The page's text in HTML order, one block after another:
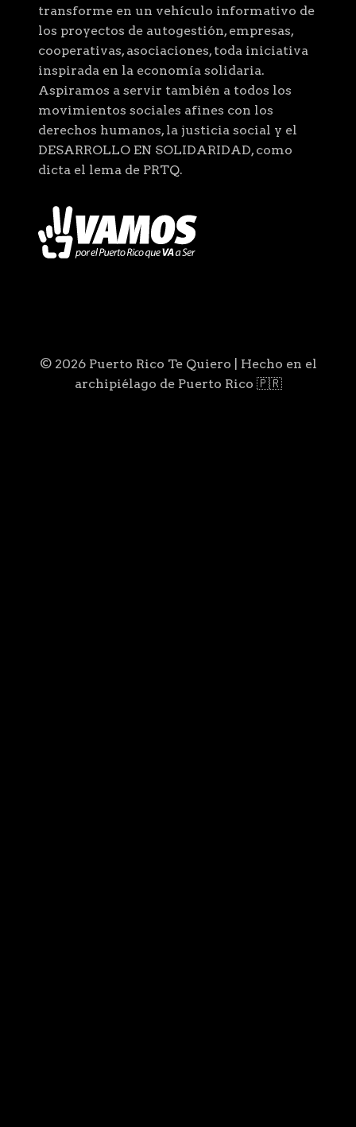
transforme en un vehículo informativo de
los proyectos de autogestión, empresas,
cooperativas, asociaciones, toda iniciativa
inspirada en la economía solidaria.
Aspiramos a servir también a todos los
movimientos sociales afines con los
derechos humanos, la justicia social y el
DESARROLLO EN SOLIDARIDAD, como
dicta el lema de PRTQ.
© 2026 Puerto Rico Te Quiero | Hecho en el
archipiélago de Puerto Rico 🇵🇷